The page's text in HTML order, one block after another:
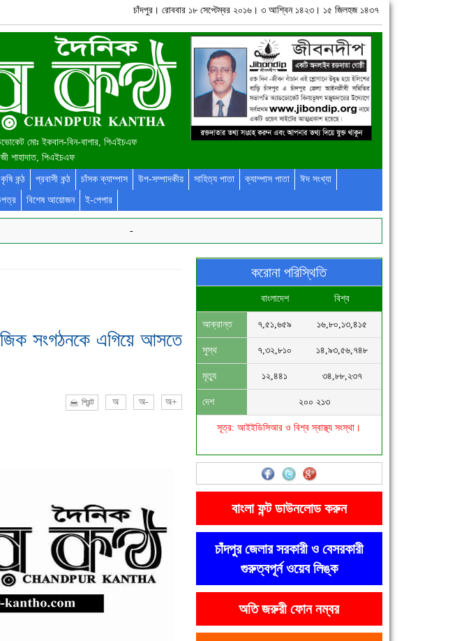
চাঁদপুর। রোববার ১৮ সেপ্টেম্বর ২০১৬। ৩ আশ্বিন ১৪২৩। ১৫ জিলহজ ১৪৩৭
মোঃ ইকবাল-বিন-বাশার, পিএইচএফ
শাহাদাত, পিএইচএফ
কৃষি কন্ঠ প্রবাসী কন্ঠ চাঁসক ক্যাম্পাস উপ-সম্পাদকীয় সাহিত্য পাতা ক্যাম্পাস পাতা
ঈদ সংখ্যা
বিশেষ আয়োজন ই-পেপার
সংগঠনকে এগিয়ে আসতে
প্রিন্ট অ অ- অ+
করোনা পরিস্থিতি
বাংলাদেশ বিশ্ব
আক্রান্ত ৭,৫১,৬৫৯ ১৬,৮০,১৩,৪১৫
সুস্থ ৭,৩২,৮১০ ১৪,৯৩,৫৬,৭৪৮
মৃত্যু ১২,৪৪১ ৩৪,৮৮,২৩৭
দেশ ২০০ ২১৩
সূত্র: আইইডিসিআর ও বিশ্ব স্বাস্থ্য সংস্থা।
বাংলা ফন্ট ডাউনলোড করুন
চাঁদপুর জেলার সরকারী ও বেসরকারী
গুরুত্বপূর্ন ওয়েব লিঙ্ক
অতি জরুরী ফোন নম্বর